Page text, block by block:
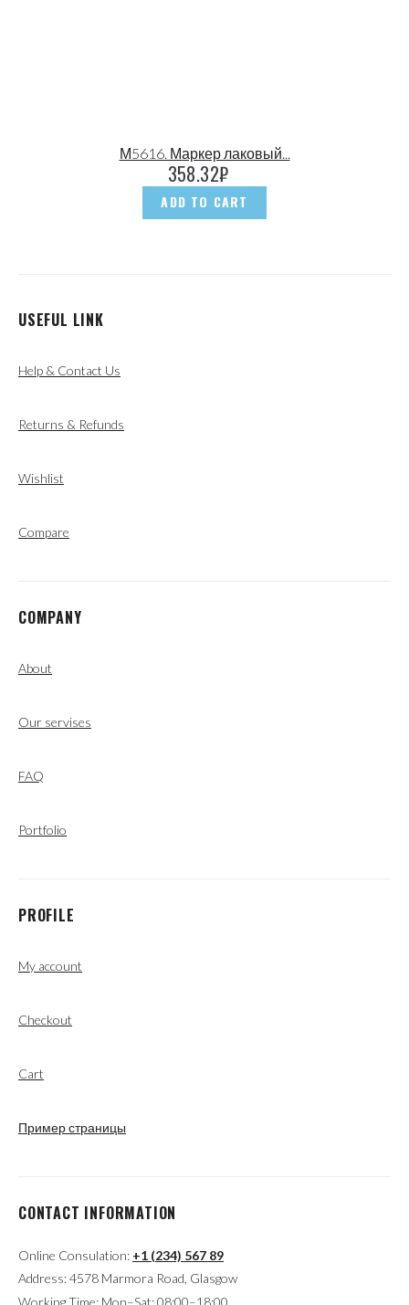
М5616. Маркер лаковый...
358.32₽
ADD TO CART
USEFUL LINK
Help & Contact Us
Returns & Refunds
Wishlist
Compare
COMPANY
About
Our servises
FAQ
Portfolio
PROFILE
My account
Checkout
Cart
Пример страницы
CONTACT INFORMATION
Online Consulation: +1 (234) 567 89
Address: 4578 Marmora Road, Glasgow